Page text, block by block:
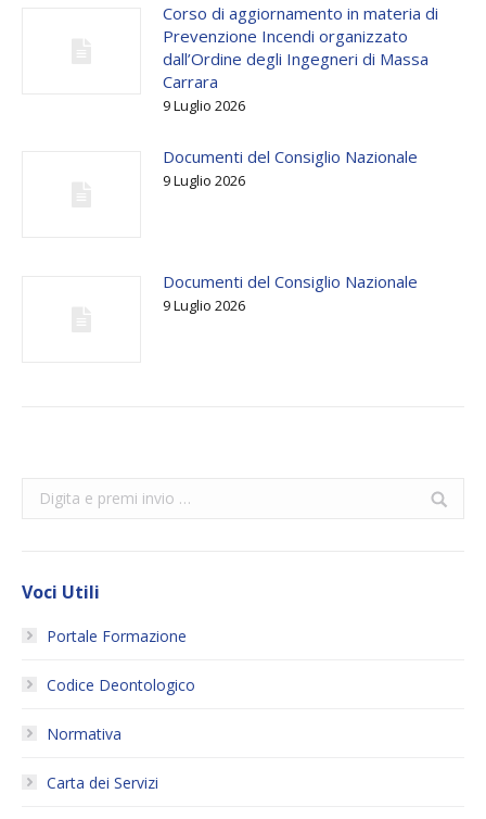
Corso di aggiornamento in materia di
Prevenzione Incendi organizzato
dall’Ordine degli Ingegneri di Massa
Carrara
9 Luglio 2026
Documenti del Consiglio Nazionale
9 Luglio 2026
Documenti del Consiglio Nazionale
9 Luglio 2026
Search:
Voci Utili
Portale Formazione
Codice Deontologico
Normativa
Carta dei Servizi